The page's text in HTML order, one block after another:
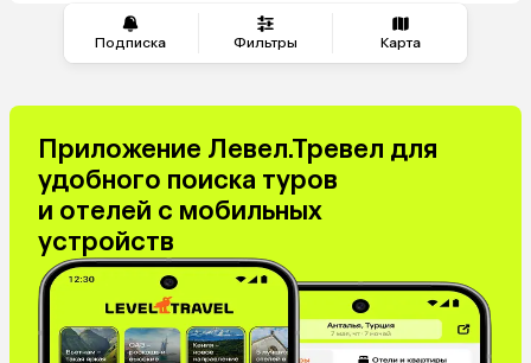
Подписка Фильтры Карта
Приложение Левел.Тревел для
удобного поиска туров
и отелей с мобильных
устройств